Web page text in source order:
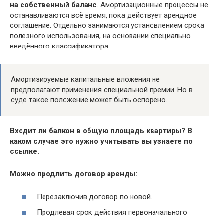
на собственный баланс. Амортизационные процессы не
останавливаются всё время, пока действует арендное
соглашение. Отдельно занимаются установлением срока
полезного использования, на основании специально
введённого классификатора.
Амортизируемые капитальные вложения не
предполагают применения специальной премии. Но в
суде такое положение может быть оспорено.
Входит ли балкон в общую площадь квартиры? В
каком случае это нужно учитывать вы узнаете по
ссылке.
Можно продлить договор аренды:
Перезаключив договор по новой.
Продлевая срок действия первоначального